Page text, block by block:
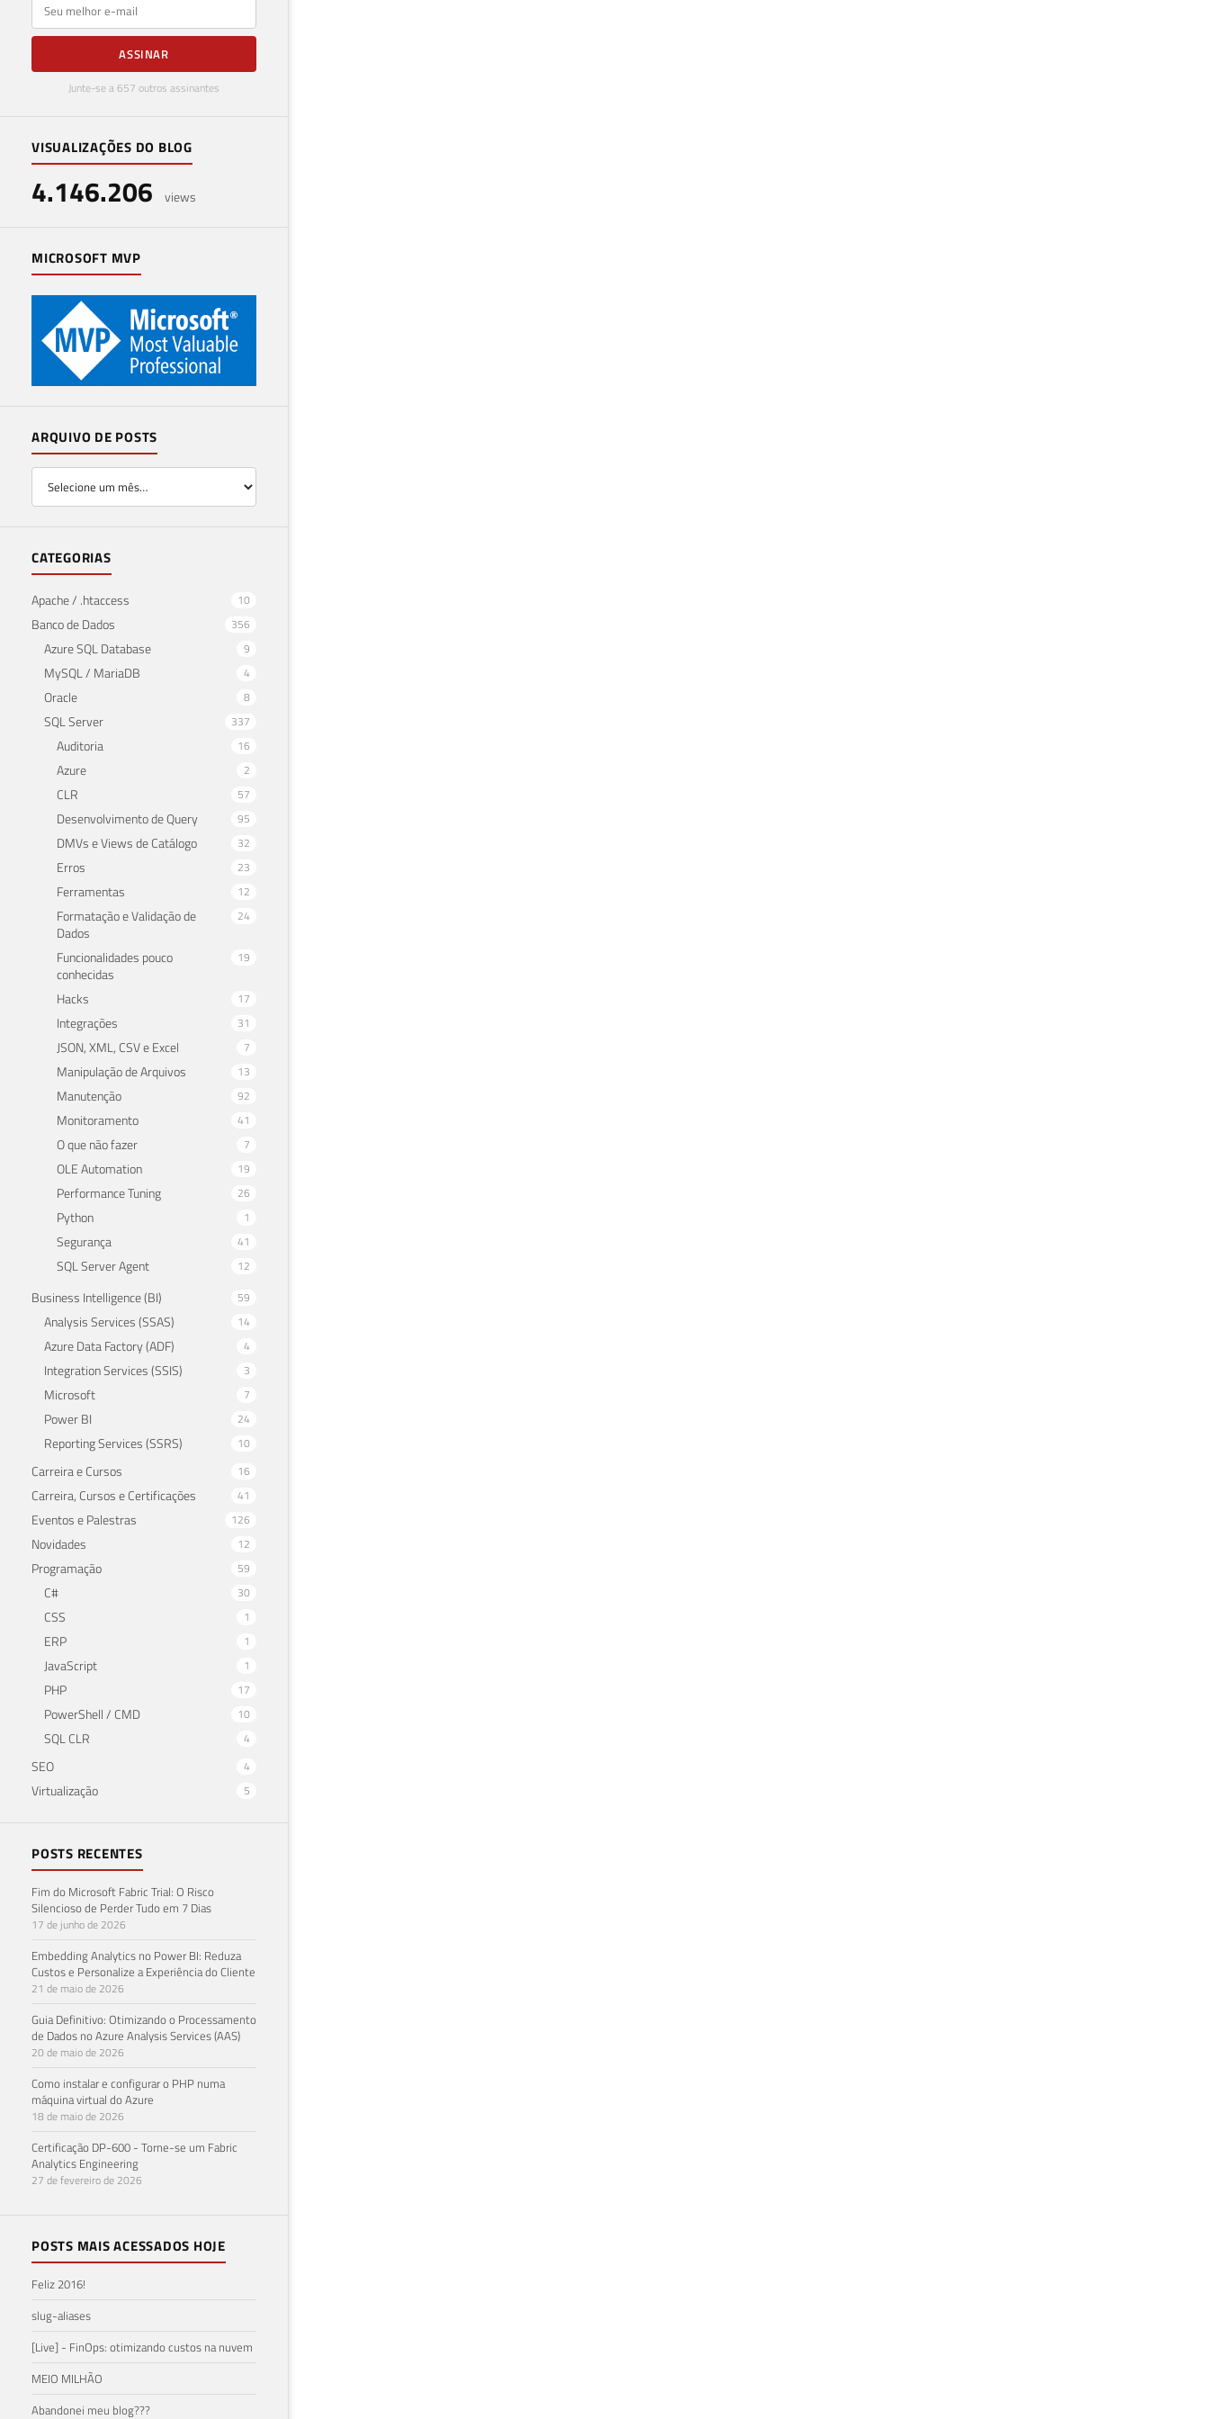
ASSINAR
Junte-se a 657 outros assinantes
VISUALIZAÇÕES DO BLOG
4.146.206 views
MICROSOFT MVP
ARQUIVO DE POSTS
CATEGORIAS
Apache / .htaccess 10
Banco de Dados 356
Azure SQL Database 9
MySQL / MariaDB 4
Oracle 8
SQL Server 337
Auditoria 16
Azure 2
CLR 57
Desenvolvimento de Query 95
DMVs e Views de Catálogo 32
Erros 23
Ferramentas 12
Formatação e Validação de
Dados
24
Funcionalidades pouco
conhecidas
19
Hacks 17
Integrações 31
JSON, XML, CSV e Excel 7
Manipulação de Arquivos 13
Manutenção 92
Monitoramento 41
O que não fazer 7
OLE Automation 19
Performance Tuning 26
Python 1
Segurança 41
SQL Server Agent 12
Business Intelligence (BI) 59
Analysis Services (SSAS) 14
Azure Data Factory (ADF) 4
Integration Services (SSIS) 3
Microsoft 7
Power BI 24
Reporting Services (SSRS) 10
Carreira e Cursos 16
Carreira, Cursos e Certificações 41
Eventos e Palestras 126
Novidades 12
Programação 59
C# 30
CSS 1
ERP 1
JavaScript 1
PHP 17
PowerShell / CMD 10
SQL CLR 4
SEO 4
Virtualização 5
POSTS RECENTES
Fim do Microsoft Fabric Trial: O Risco
Silencioso de Perder Tudo em 7 Dias
17 de junho de 2026
Embedding Analytics no Power BI: Reduza
Custos e Personalize a Experiência do Cliente
21 de maio de 2026
Guia Definitivo: Otimizando o Processamento
de Dados no Azure Analysis Services (AAS)
20 de maio de 2026
Como instalar e configurar o PHP numa
máquina virtual do Azure
18 de maio de 2026
Certificação DP-600 - Torne-se um Fabric
Analytics Engineering
27 de fevereiro de 2026
POSTS MAIS ACESSADOS HOJE
Feliz 2016!
slug-aliases
[Live] - FinOps: otimizando custos na nuvem
MEIO MILHÃO
Abandonei meu blog???